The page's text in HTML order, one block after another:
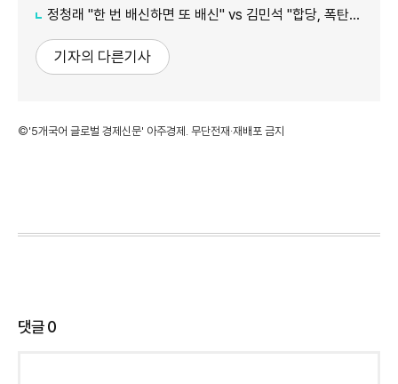
정청래 "한 번 배신하면 또 배신" vs 김민석 "합당, 폭탄선언 안 돼"
기자의 다른기사
©'5개국어 글로벌 경제신문' 아주경제. 무단전재·재배포 금지
댓글0